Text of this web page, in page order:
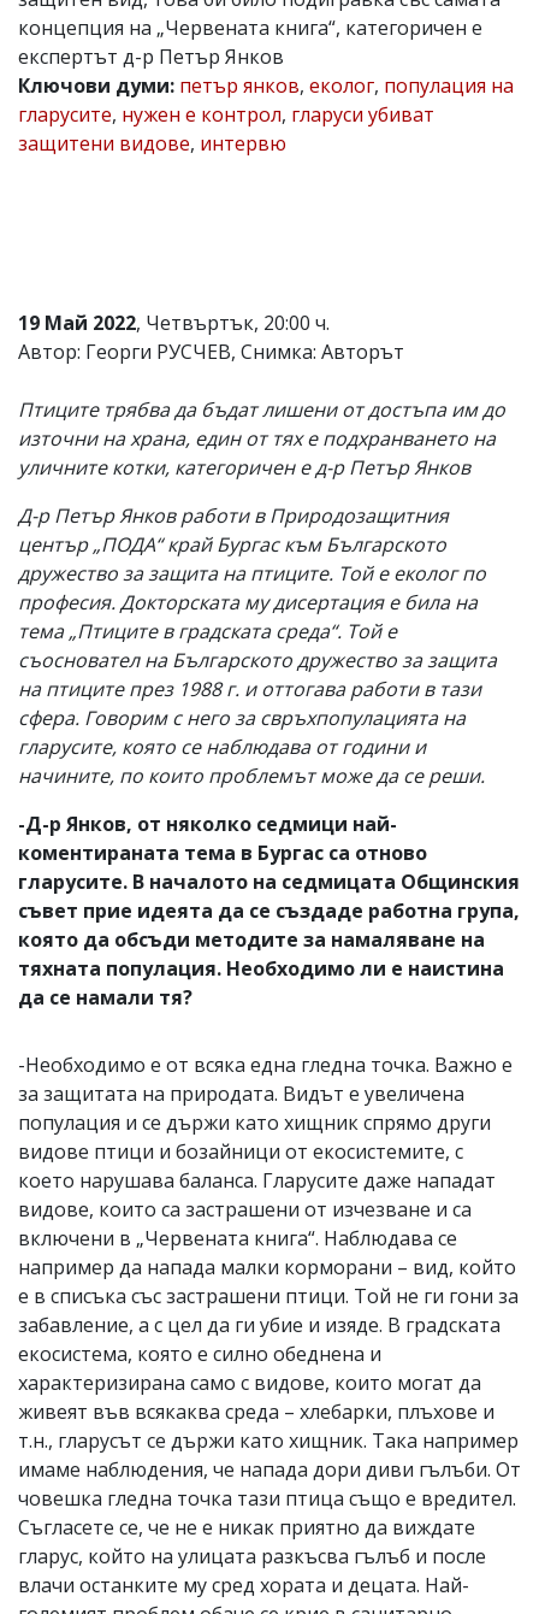
Коментарите
статиите
се
въвеждат
читателите
Ако
откриете
вас
коментар,
моля
сигнализирайте
концепция на „Червената книга“, категоричен е
експертът д-р Петър Янков
Ключови думи: петър янков, еколог, популация на
гларусите, нужен е контрол, гларуси убиват
защитени видове, интервю
19 Май 2022, Четвъртък, 20:00 ч.
Автор: Георги РУСЧЕВ, Снимка: Авторът
Птиците трябва да бъдат лишени от достъпа им до
източни на храна, един от тях е подхранването на
уличните котки, категоричен е д-р Петър Янков
Д-р Петър Янков работи в Природозащитния
център „ПОДА“ край Бургас към Българското
дружество за защита на птиците. Той е еколог по
професия. Докторската му дисертация е била на
тема „Птиците в градската среда“. Той е
съосновател на Българското дружество за защита
на птиците през 1988 г. и оттогава работи в тази
сфера. Говорим с него за свръхпопулацията на
гларусите, която се наблюдава от години и
начините, по които проблемът може да се реши.
-Д-р Янков, от няколко седмици най-
коментираната тема в Бургас са отново
гларусите. В началото на седмицата Общинския
съвет прие идеята да се създаде работна група,
която да обсъди методите за намаляване на
тяхната популация. Необходимо ли е наистина
да се намали тя?
-Необходимо е от всяка една гледна точка. Важно е
за защитата на природата. Видът е увеличена
популация и се държи като хищник спрямо други
видове птици и бозайници от екосистемите, с
което нарушава баланса. Гларусите даже нападат
видове, които са застрашени от изчезване и са
включени в „Червената книга“. Наблюдава се
например да напада малки корморани – вид, който
е в списъка със застрашени птици. Той не ги гони за
забавление, а с цел да ги убие и изяде. В градската
екосистема, която е силно обеднена и
характеризирана само с видове, които могат да
живеят във всякаква среда – хлебарки, плъхове и
т.н., гларусът се държи като хищник. Така например
имаме наблюдения, че напада дори диви гълъби. От
човешка гледна точка тази птица също е вредител.
Съгласете се, че не е никак приятно да виждате
гларус, който на улицата разкъсва гълъб и после
влачи останките му сред хората и децата. Най-